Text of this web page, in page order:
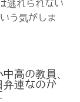
逃れられない
う気がしま
高の教員、
弁連なのか